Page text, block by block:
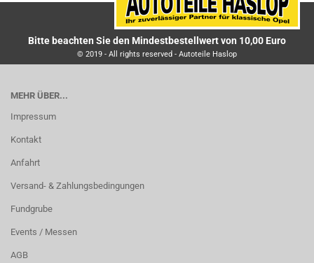
Bitte beachten Sie den Mindestbestellwert von 10,00 Euro
© 2019 - All rights reserved - Autoteile Haslop
MEHR ÜBER...
Impressum
Kontakt
Anfahrt
Versand- & Zahlungsbedingungen
Fundgrube
Events / Messen
AGB